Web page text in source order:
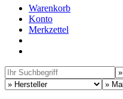
Warenkorb
Konto
Merkzettel